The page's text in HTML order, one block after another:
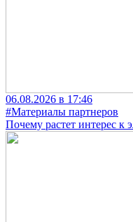
06.08.2026 в 17:46
#Материалы партнеров
Почему растет интерес к